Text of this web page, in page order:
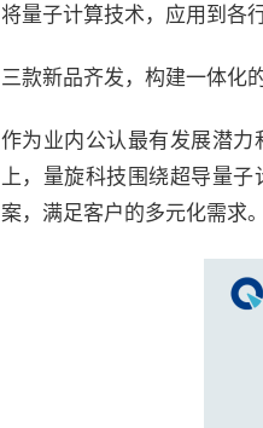
将量子计算技术，应用到各
三款新品齐发，构建一体化
作为业内公认最有发展潜
上，量旋科技围绕超导量
案，满足客户的多元化需求